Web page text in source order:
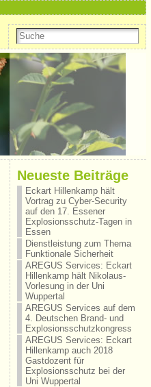
Neueste Beiträge
Eckart Hillenkamp hält
Vortrag zu Cyber-Security
auf den 17. Essener
Explosionsschutz-Tagen in
Essen
Dienstleistung zum Thema
Funktionale Sicherheit
AREGUS Services: Eckart
Hillenkamp hält Nikolaus-
Vorlesung in der Uni
Wuppertal
AREGUS Services auf dem
4. Deutschen Brand- und
Explosionsschutzkongress
AREGUS Services: Eckart
Hillenkamp auch 2018
Gastdozent für
Explosionsschutz bei der
Uni Wuppertal